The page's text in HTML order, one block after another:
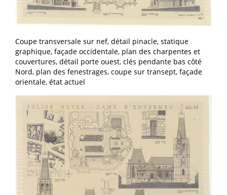
Coupe transversale sur nef, détail pinacle, statique
graphique, façade occidentale, plan des charpentes et
couvertures, détail porte ouest, clés pendante bas côté
Nord, plan des fenestrages, coupe sur transept, façade
orientale, état actuel